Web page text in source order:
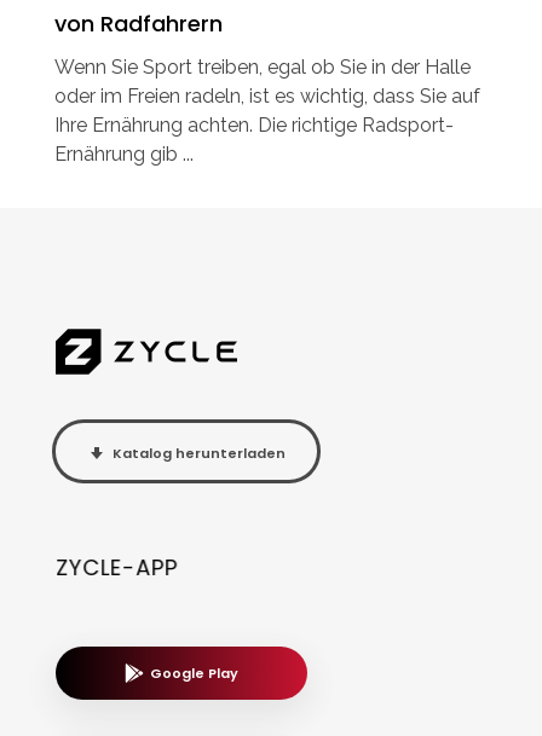
von Radfahrern
Wenn Sie Sport treiben, egal ob Sie in der Halle
oder im Freien radeln, ist es wichtig, dass Sie auf
Ihre Ernährung achten. Die richtige Radsport-
Ernährung gib ...
Katalog herunterladen
ZYCLE-APP
Google Play